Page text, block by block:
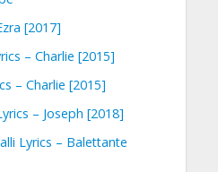
[2017]
– Charlie [2015]
– Charlie [2015]
– Joseph [2018]
Lyrics – Balettante